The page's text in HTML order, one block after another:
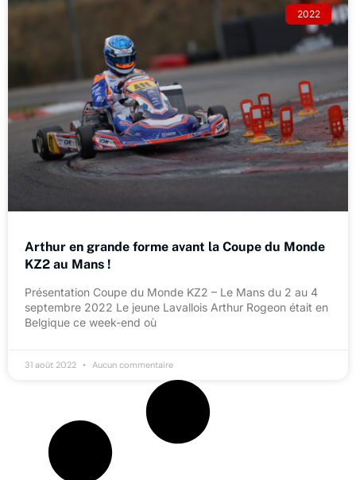
2022
Arthur en grande forme avant la Coupe du Monde
KZ2 au Mans !
Présentation Coupe du Monde KZ2 – Le Mans du 2 au 4
septembre 2022 Le jeune Lavallois Arthur Rogeon était en
Belgique ce week-end où
31 août 2022 Aucun commentaire